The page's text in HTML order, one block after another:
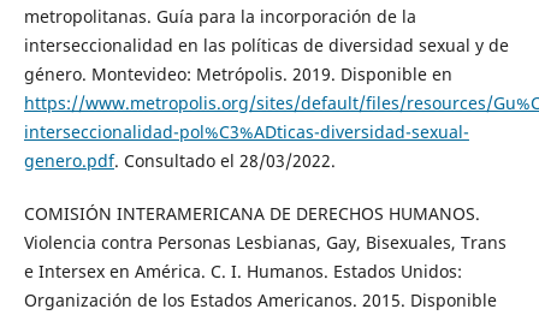
metropolitanas. Guía para la incorporación de la
interseccionalidad en las políticas de diversidad sexual y de
género. Montevideo: Metrópolis. 2019. Disponible en
https://www.metropolis.org/sites/default/files/resources/
interseccionalidad-pol%C3%ADticas-diversidad-sexual-
genero.pdf. Consultado el 28/03/2022.
COMISIÓN INTERAMERICANA DE DERECHOS HUMANOS.
Violencia contra Personas Lesbianas, Gay, Bisexuales, Trans
e Intersex en América. C. I. Humanos. Estados Unidos:
Organización de los Estados Americanos. 2015. Disponible